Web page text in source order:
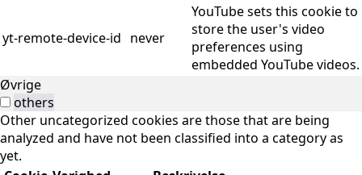
yt-remote-device-id never
YouTube sets this cookie to
store the user's video
preferences using
embedded YouTube videos.
Øvrige
others
Other uncategorized cookies are those that are being
analyzed and have not been classified into a category as
yet.